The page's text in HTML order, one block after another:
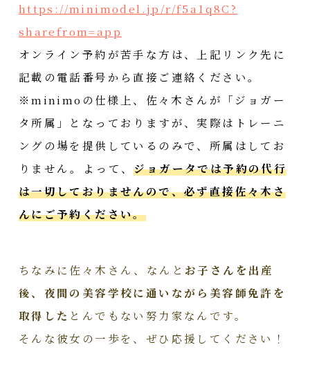
https://minimodel.jp/r/f5a1q8C?
sharefrom=app
オンライン予約が苦手な方は、上記リンク先に
記載の電話番号から直接ご連絡ください。
※minimoの仕様上、佐々木さんが「ジョガー
タ所属」となっておりますが、実際はトレーニ
ングの場を提供しているのみで、所属はしてお
りません。よって、ジョガータでは予約の代行
は一切しておりませんので、必ず直接佐々木さ
んにご予約ください。
ちなみに佐々木さん、なんと お子さんを出産
後、夜間の美容学校に通いながら美容師免許を
取得した とんでもない努力家なんです。
そんな彼女の一歩を、ぜひ応援してください！